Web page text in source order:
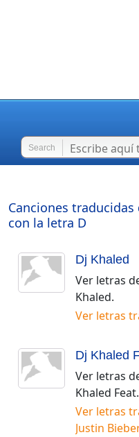
Search
Canciones
con la letra D
Dj Khaled
Ver letras
Khaled.
Ver letras
Dj Khaled
Ver letras
Khaled
Ver letras
Justin Bieber